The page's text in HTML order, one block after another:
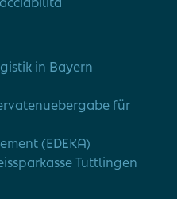
in Bayern
für
(EDEKA)
Tuttlingen